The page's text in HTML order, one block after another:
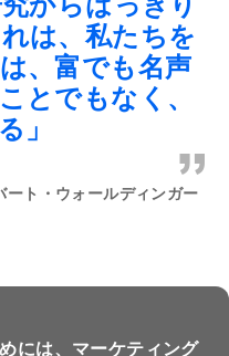
は、私たちを
、富でも名声
とでもなく、
」
”
ート・ウォールディンガー
には、マーケティング